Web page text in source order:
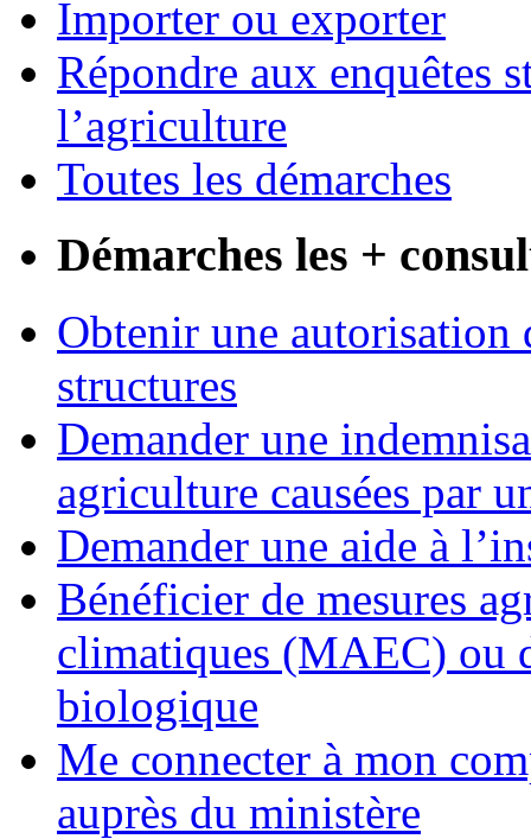
Importer ou exporter
Répondre aux enquêtes
l’agriculture
Toutes les démarches
Démarches les +
Obtenir une autorisation
structures
Demander une
agriculture causées par
Demander une aide à
Bénéficier de mesures
climatiques (MAEC) ou
biologique
Me connecter à mon
auprès du ministère